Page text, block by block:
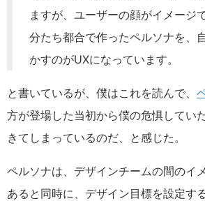
ますが、ユーザーの顔がイメージ
分たち都合で作ったペルソナを、
かすのがUXになっています。
と書いているが、僕はこれを読んで、
方が登場した当初から僕の危惧してい
きてしまっているのだ、と感じた。
ペルソナは、デザインチームの間のイ
あると同時に、デザイン目標を設定す